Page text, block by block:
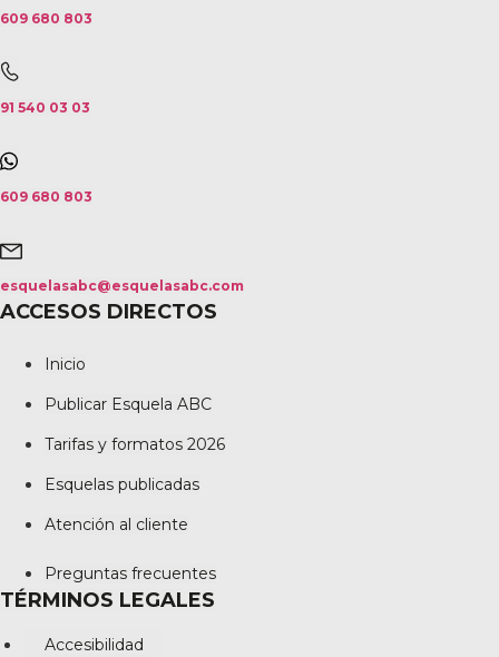
609 680 803
91 540 03 03
609 680 803
esquelasabc@esquelasabc.com
ACCESOS DIRECTOS
Inicio
Publicar Esquela ABC
Tarifas y formatos 2026
Esquelas publicadas
Atención al cliente
Preguntas frecuentes
TÉRMINOS LEGALES
Accesibilidad